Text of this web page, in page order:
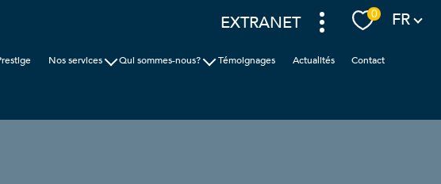
EXTRANET 0 Langue
FR
Nos services
Assurances
Qui sommes-nous? Témoignages Actualités Contact